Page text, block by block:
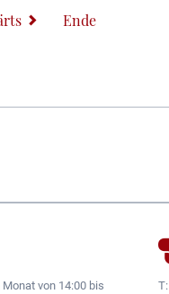
Ende
von 14:00 bis T: